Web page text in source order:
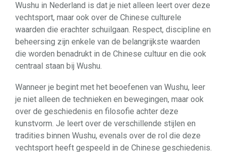
Wushu in Nederland is dat je niet alleen leert over deze
vechtsport, maar ook over de Chinese culturele
waarden die erachter schuilgaan. Respect, discipline en
beheersing zijn enkele van de belangrijkste waarden
die worden benadrukt in de Chinese cultuur en die ook
centraal staan bij Wushu.
Wanneer je begint met het beoefenen van Wushu, leer
je niet alleen de technieken en bewegingen, maar ook
over de geschiedenis en filosofie achter deze
kunstvorm. Je leert over de verschillende stijlen en
tradities binnen Wushu, evenals over de rol die deze
vechtsport heeft gespeeld in de Chinese geschiedenis.